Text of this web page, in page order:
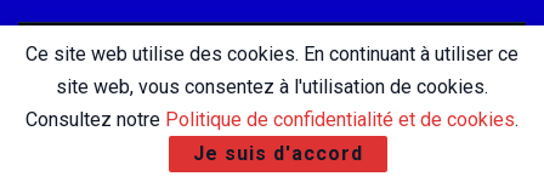
Advertise Privacy & Policy Contact
© 2026 AfricatureMedia.com - Tous droits réservés |
Ce site web utilise des cookies. En continuant à utiliser ce
site web, vous consentez à l'utilisation de cookies.
Consultez notre Politique de confidentialité et de cookies.
Je suis d'accord